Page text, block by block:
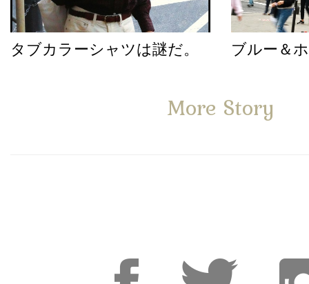
タブカラーシャツは謎だ。 ブルー＆
More Story